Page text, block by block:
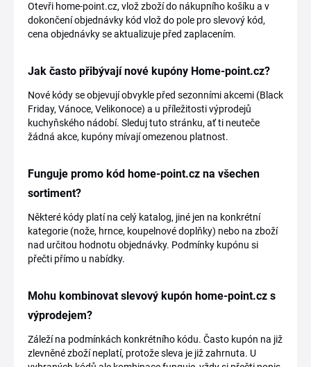
Otevři home-point.cz, vlož zboží do nákupního košíku a v
dokončení objednávky kód vlož do pole pro slevový kód,
cena objednávky se aktualizuje před zaplacením.
Jak často přibývají nové kupóny Home-point.cz?
Nové kódy se objevují obvykle před sezonními akcemi (Black
Friday, Vánoce, Velikonoce) a u příležitosti výprodejů
kuchyňského nádobí. Sleduj tuto stránku, ať ti neuteče
žádná akce, kupóny mívají omezenou platnost.
Funguje promo kód home-point.cz na všechen
sortiment?
Některé kódy platí na celý katalog, jiné jen na konkrétní
kategorie (nože, hrnce, koupelnové doplňky) nebo na zboží
nad určitou hodnotu objednávky. Podmínky kupónu si
přečti přímo u nabídky.
Mohu kombinovat slevový kupón home-point.cz s
výprodejem?
Záleží na podmínkách konkrétního kódu. Často kupón na již
zlevněné zboží neplatí, protože sleva je již zahrnuta. U